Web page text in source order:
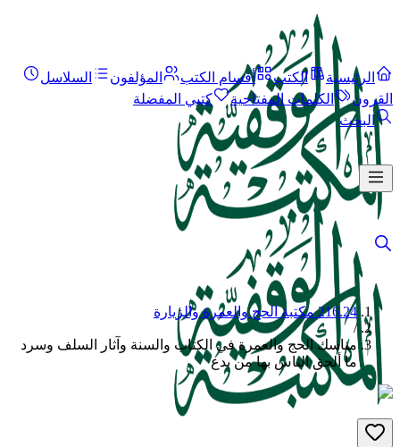
الرئيسية الكتب أقسام الكتب المؤلفون
السلاسل
القرون
الكلمات المفتاحية
كتبي المفضلة
البحث
216.24 مكتبة الحج والعمرة والزيارة
/
مناسك الحج والعمرة في الكتاب والسنة وآثار السلف وسرد
ما ألحق الناس بها من بدع